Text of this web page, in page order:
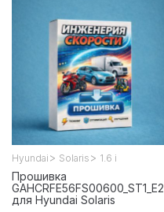
Hyundai > Solaris > 1.6 i
Прошивка
GAHCRFE56FS00600_ST1_E2
для Hyundai Solaris